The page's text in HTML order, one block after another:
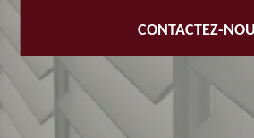
CONTACTEZ-